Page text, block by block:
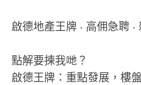
啟德地產王牌 ‧ 高佣急聘 ‧
點解要揀我哋？
啟德王牌：重點發展，樓